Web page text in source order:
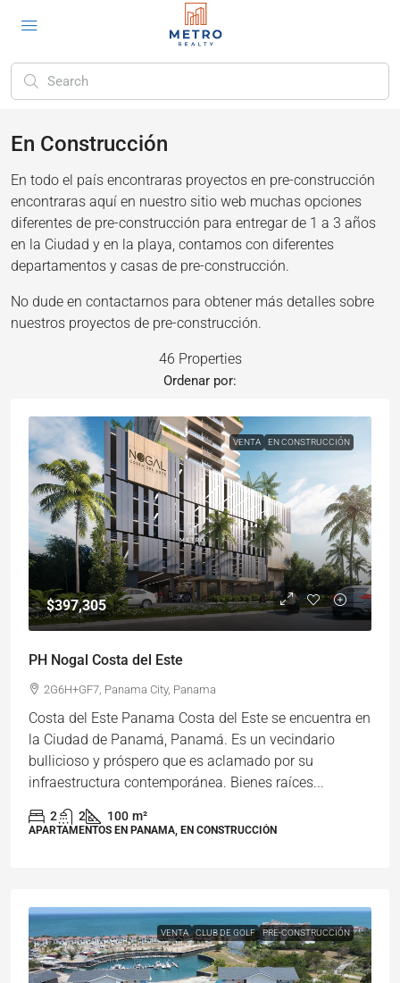
En Construcción
En todo el país encontraras proyectos en pre-construcción
encontraras aquí en nuestro sitio web muchas opciones
diferentes de pre-construcción para entregar de 1 a 3 años
en la Ciudad y en la playa, contamos con diferentes
departamentos y casas de pre-construcción.
No dude en contactarnos para obtener más detalles sobre
nuestros proyectos de pre-construcción.
46 Properties
Ordenar por:
VENTA EN CONSTRUCCIÓN
$397,305
PH Nogal Costa del Este
2G6H+GF7, Panama City, Panama
Costa del Este Panama Costa del Este se encuentra en
la Ciudad de Panamá, Panamá. Es un vecindario
bullicioso y próspero que es aclamado por su
infraestructura contemporánea. Bienes raíces...
2 2 100 m²
APARTAMENTOS EN PANAMA, EN CONSTRUCCIÓN
VENTA CLUB DE GOLF PRE-CONSTRUCCIÓN